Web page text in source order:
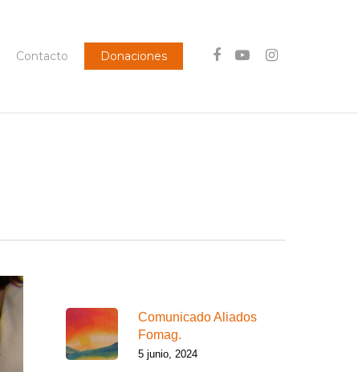
Contacto Donaciones facebookyoutubeinstagram
Comunicado Aliados
Fomag.
5 junio, 2024